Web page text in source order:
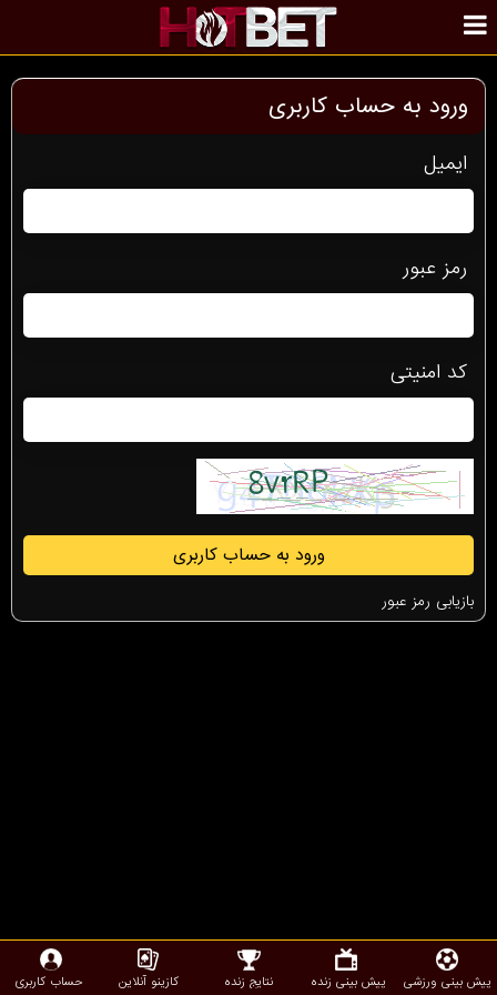
ورود به حساب کاربری
ایمیل
رمز عبور
کد امنیتی
ورود به حساب کاربری
بازیابی رمز عبور
پیش بینی ورزشی پیش بینی زنده نتایج زنده کازینو آنلاین حساب کاربری